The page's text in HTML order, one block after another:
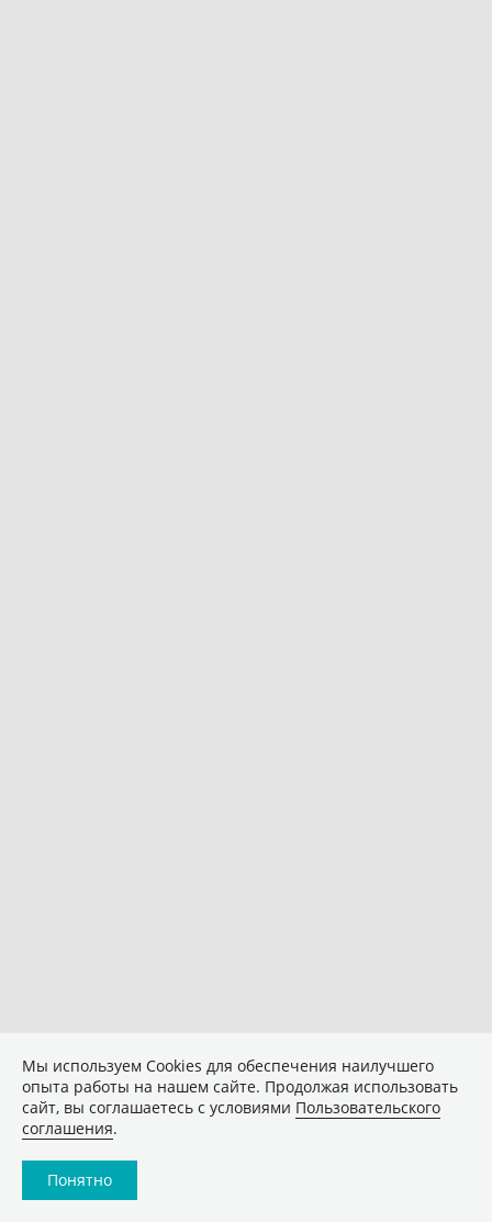
Мы используем Сookies для обеспечения наилучшего
опыта работы на нашем сайте. Продолжая использовать
сайт, вы соглашаетесь с условиями Пользовательского
соглашения.
Понятно